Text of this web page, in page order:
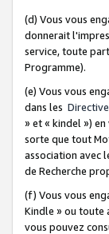
(d) Vous vous
donnerait
service, toute
Programme).
(e) Vous vous
dans les
» et « kindel »)
sorte que tout
association avec
de Recherche
(f) Vous vous
Kindle » ou toute
vous pouvez